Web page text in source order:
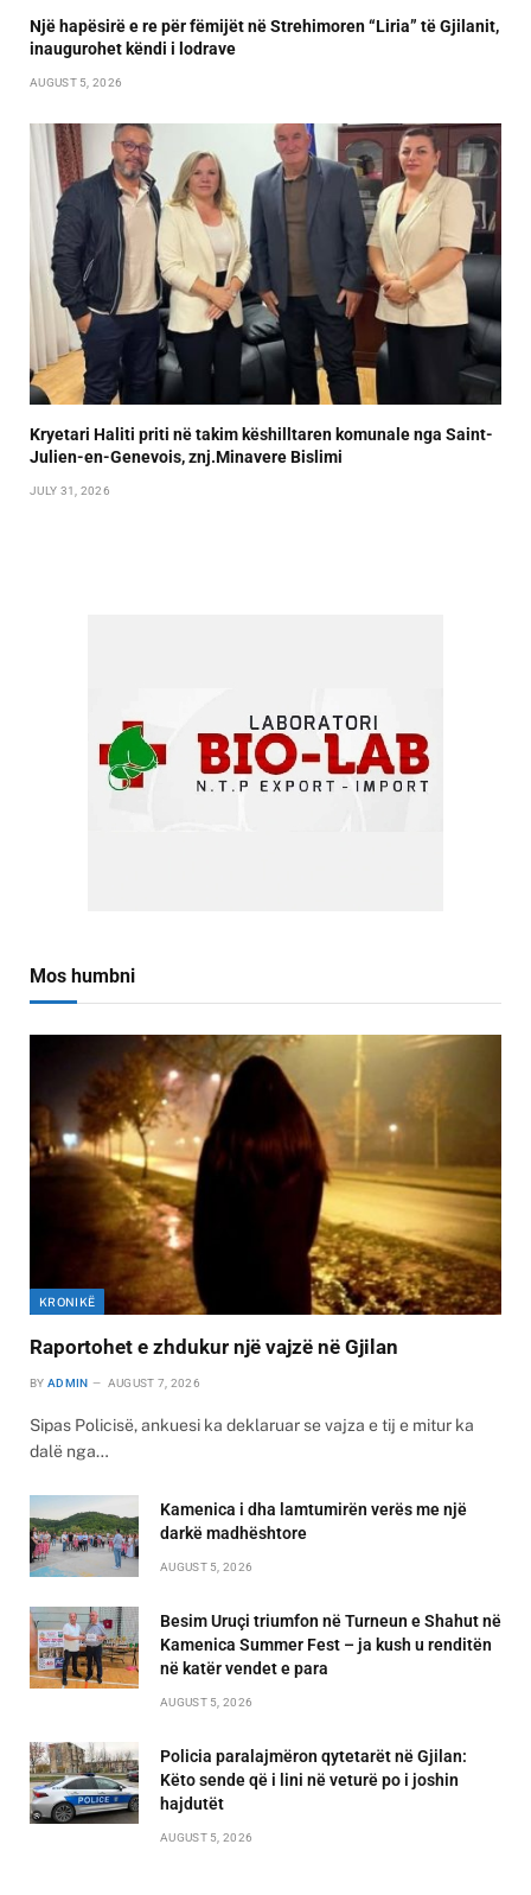
Një hapësirë e re për fëmijët në Strehimoren “Liria” të Gjilanit,
inaugurohet këndi i lodrave
AUGUST 5, 2026
Kryetari Haliti priti në takim këshilltaren komunale nga Saint-
Julien-en-Genevois, znj.Minavere Bislimi
JULY 31, 2026
Mos humbni
KRONIKË
Raportohet e zhdukur një vajzë në Gjilan
BY ADMIN AUGUST 7, 2026
Sipas Policisë, ankuesi ka deklaruar se vajza e tij e mitur ka
dalë nga…
Kamenica i dha lamtumirën verës me një
darkë madhështore
AUGUST 5, 2026
Besim Uruçi triumfon në Turneun e Shahut në
Kamenica Summer Fest – ja kush u renditën
në katër vendet e para
AUGUST 5, 2026
Policia paralajmëron qytetarët në Gjilan:
Këto sende që i lini në veturë po i joshin
hajdutët
AUGUST 5, 2026